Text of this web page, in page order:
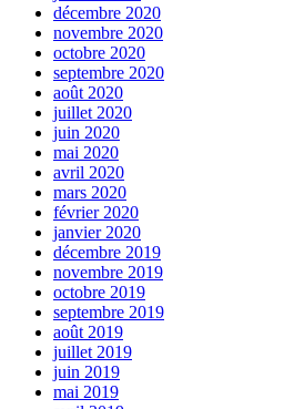
décembre 2020
novembre 2020
octobre 2020
septembre 2020
août 2020
juillet 2020
juin 2020
mai 2020
avril 2020
mars 2020
février 2020
janvier 2020
décembre 2019
novembre 2019
octobre 2019
septembre 2019
août 2019
juillet 2019
juin 2019
mai 2019